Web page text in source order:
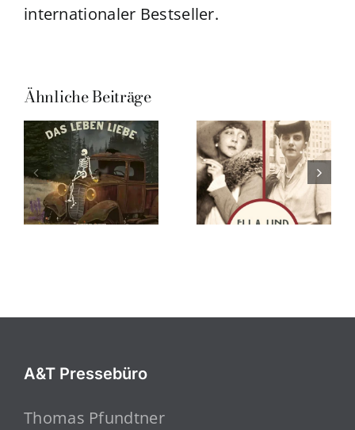
internationaler Bestseller.
Ähnliche Beiträge
A&T Pressebüro
Thomas Pfundtner